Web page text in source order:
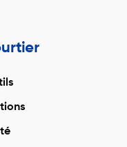
Cantley
Cap-Chat
Carignan
Chambly